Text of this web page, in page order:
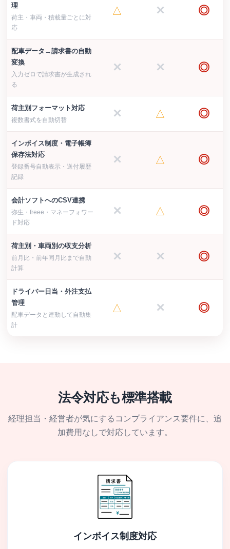
理
荷主・車両・積載量ごとに対
応
△ ✕ ◎
配車データ→請求書の自動
変換
入力ゼロで請求書が生成され
る
✕ ✕ ◎
荷主別フォーマット対応
複数書式を自動切替 ✕ △ ◎
インボイス制度・電子帳簿
保存法対応
登録番号自動表示・送付履歴
記録
✕ △ ◎
会計ソフトへのCSV連携
弥生・freee・マネーフォワー
ド対応
✕ △ ◎
荷主別・車両別の収支分析
前月比・前年同月比まで自動
計算
✕ ✕ ◎
ドライバー日当・外注支払
管理
配車データと連動して自動集
計
△ ✕ ◎
法令対応も標準搭載
経理担当・経営者が気にするコンプライアンス要件に、追
加費用なしで対応しています。
インボイス制度対応